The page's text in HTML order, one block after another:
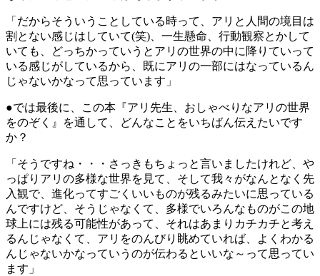
「だからそういうことしている時って、アリと人間の境目は
割とない感じはしていて(笑)、一生懸命、行動観察とかして
いても、どっちかっていうとアリの世界の中に降りていって
いる感じがしているから、既にアリの一部にはなっているん
じゃないかなって思っています」
●では最後に、この本『アリ先生、おしゃべりなアリの世界
をのぞく』を通して、どんなことをいちばん伝えたいです
か？
「そうですね・・・さっきもちょっと言いましたけれど、や
っぱりアリの多様な世界を見て、そして我々がなんとなく先
入観で、進化ってすごくいいものが残るみたいに思っている
んですけど、そうじゃなくて、多様でいろんなものがこの地
球上には残る可能性があって、それはあまりカチカチと考え
るんじゃなくて、アリをのんびり眺めていれば、よくわかる
んじゃないかなっていうのが伝わるといいな～って思ってい
ます」